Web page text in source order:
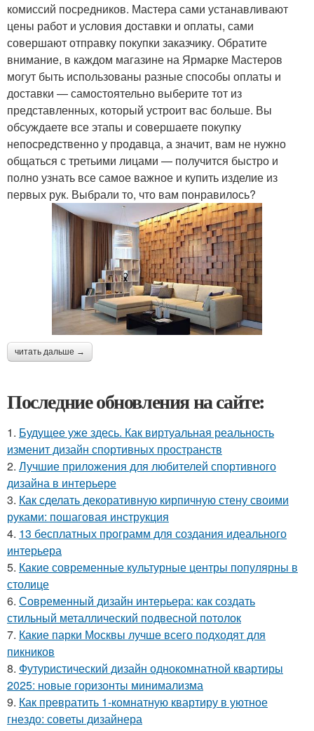
комиссий посредников. Мастера сами устанавливают
цены работ и условия доставки и оплаты, сами
совершают отправку покупки заказчику. Обратите
внимание, в каждом магазине на Ярмарке Мастеров
могут быть использованы разные способы оплаты и
доставки — самостоятельно выберите тот из
представленных, который устроит вас больше. Вы
обсуждаете все этапы и совершаете покупку
непосредственно у продавца, а значит, вам не нужно
общаться с третьими лицами — получится быстро и
полно узнать все самое важное и купить изделие из
первых рук. Выбрали то, что вам понравилось?
читать дальше →
Последние обновления на сайте:
1. Будущее уже здесь. Как виртуальная реальность
изменит дизайн спортивных пространств
2. Лучшие приложения для любителей спортивного
дизайна в интерьере
3. Как сделать декоративную кирпичную стену своими
руками: пошаговая инструкция
4. 13 бесплатных программ для создания идеального
интерьера
5. Какие современные культурные центры популярны в
столице
6. Современный дизайн интерьера: как создать
стильный металлический подвесной потолок
7. Какие парки Москвы лучше всего подходят для
пикников
8. Футуристический дизайн однокомнатной квартиры
2025: новые горизонты минимализма
9. Как превратить 1-комнатную квартиру в уютное
гнездо: советы дизайнера